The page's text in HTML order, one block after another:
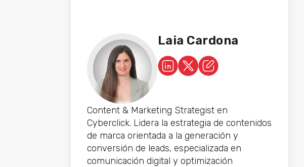
Laia Cardona
Content & Marketing Strategist en
Cyberclick. Lidera la estrategia de contenidos
de marca orientada a la generación y
conversión de leads, especializada en
comunicación digital y optimización